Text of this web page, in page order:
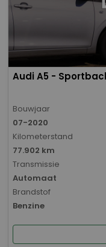
Audi A5 -
Bouwjaar
07-2020
Kilometerstand
77.902 km
Transmissie
Automaat
Brandstof
Benzine